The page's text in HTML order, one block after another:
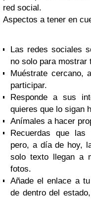
red social.
Aspectos a tener en
Las redes sociales
no solo para mostrar
Muéstrate cercano,
participar.
Responde a sus
quieres que lo sigan
Anímales a hacer
Recuerdas que las
pero, a día de hoy,
solo texto llegan a
fotos.
Añade el enlace a
de dentro del